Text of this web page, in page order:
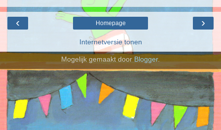
‹ ›
Homepage
Internetversie tonen
Mogelijk gemaakt door Blogger.